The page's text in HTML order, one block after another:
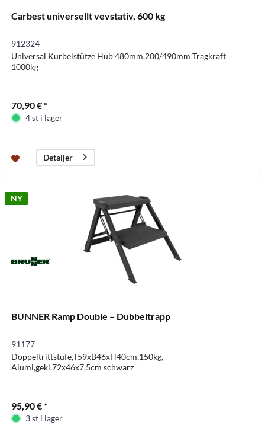
Carbest universellt vevstativ, 600 kg
912324
Universal Kurbelstütze Hub 480mm,200/490mm Tragkraft
1000kg
70,90 € *
4 st i lager
Detaljer
NY
BUNNER Ramp Double – Dubbeltrapp
91177
Doppeltrittstufe,T59xB46xH40cm,150kg,
Alumi,gekl.72x46x7,5cm schwarz
95,90 € *
3 st i lager